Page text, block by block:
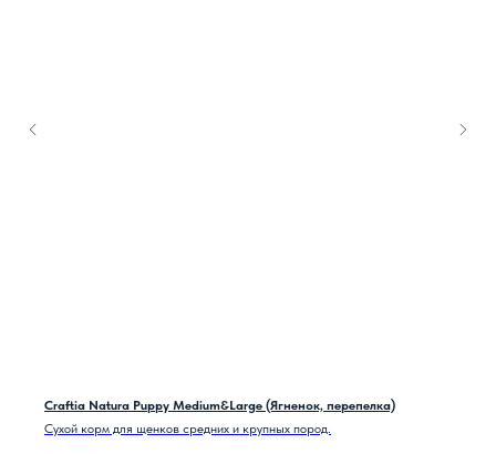
Craftia Natura Puppy Medium&Large (Ягненок, перепелка)
Сухой корм для щенков средних и крупных пород.